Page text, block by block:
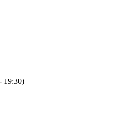
19:30)